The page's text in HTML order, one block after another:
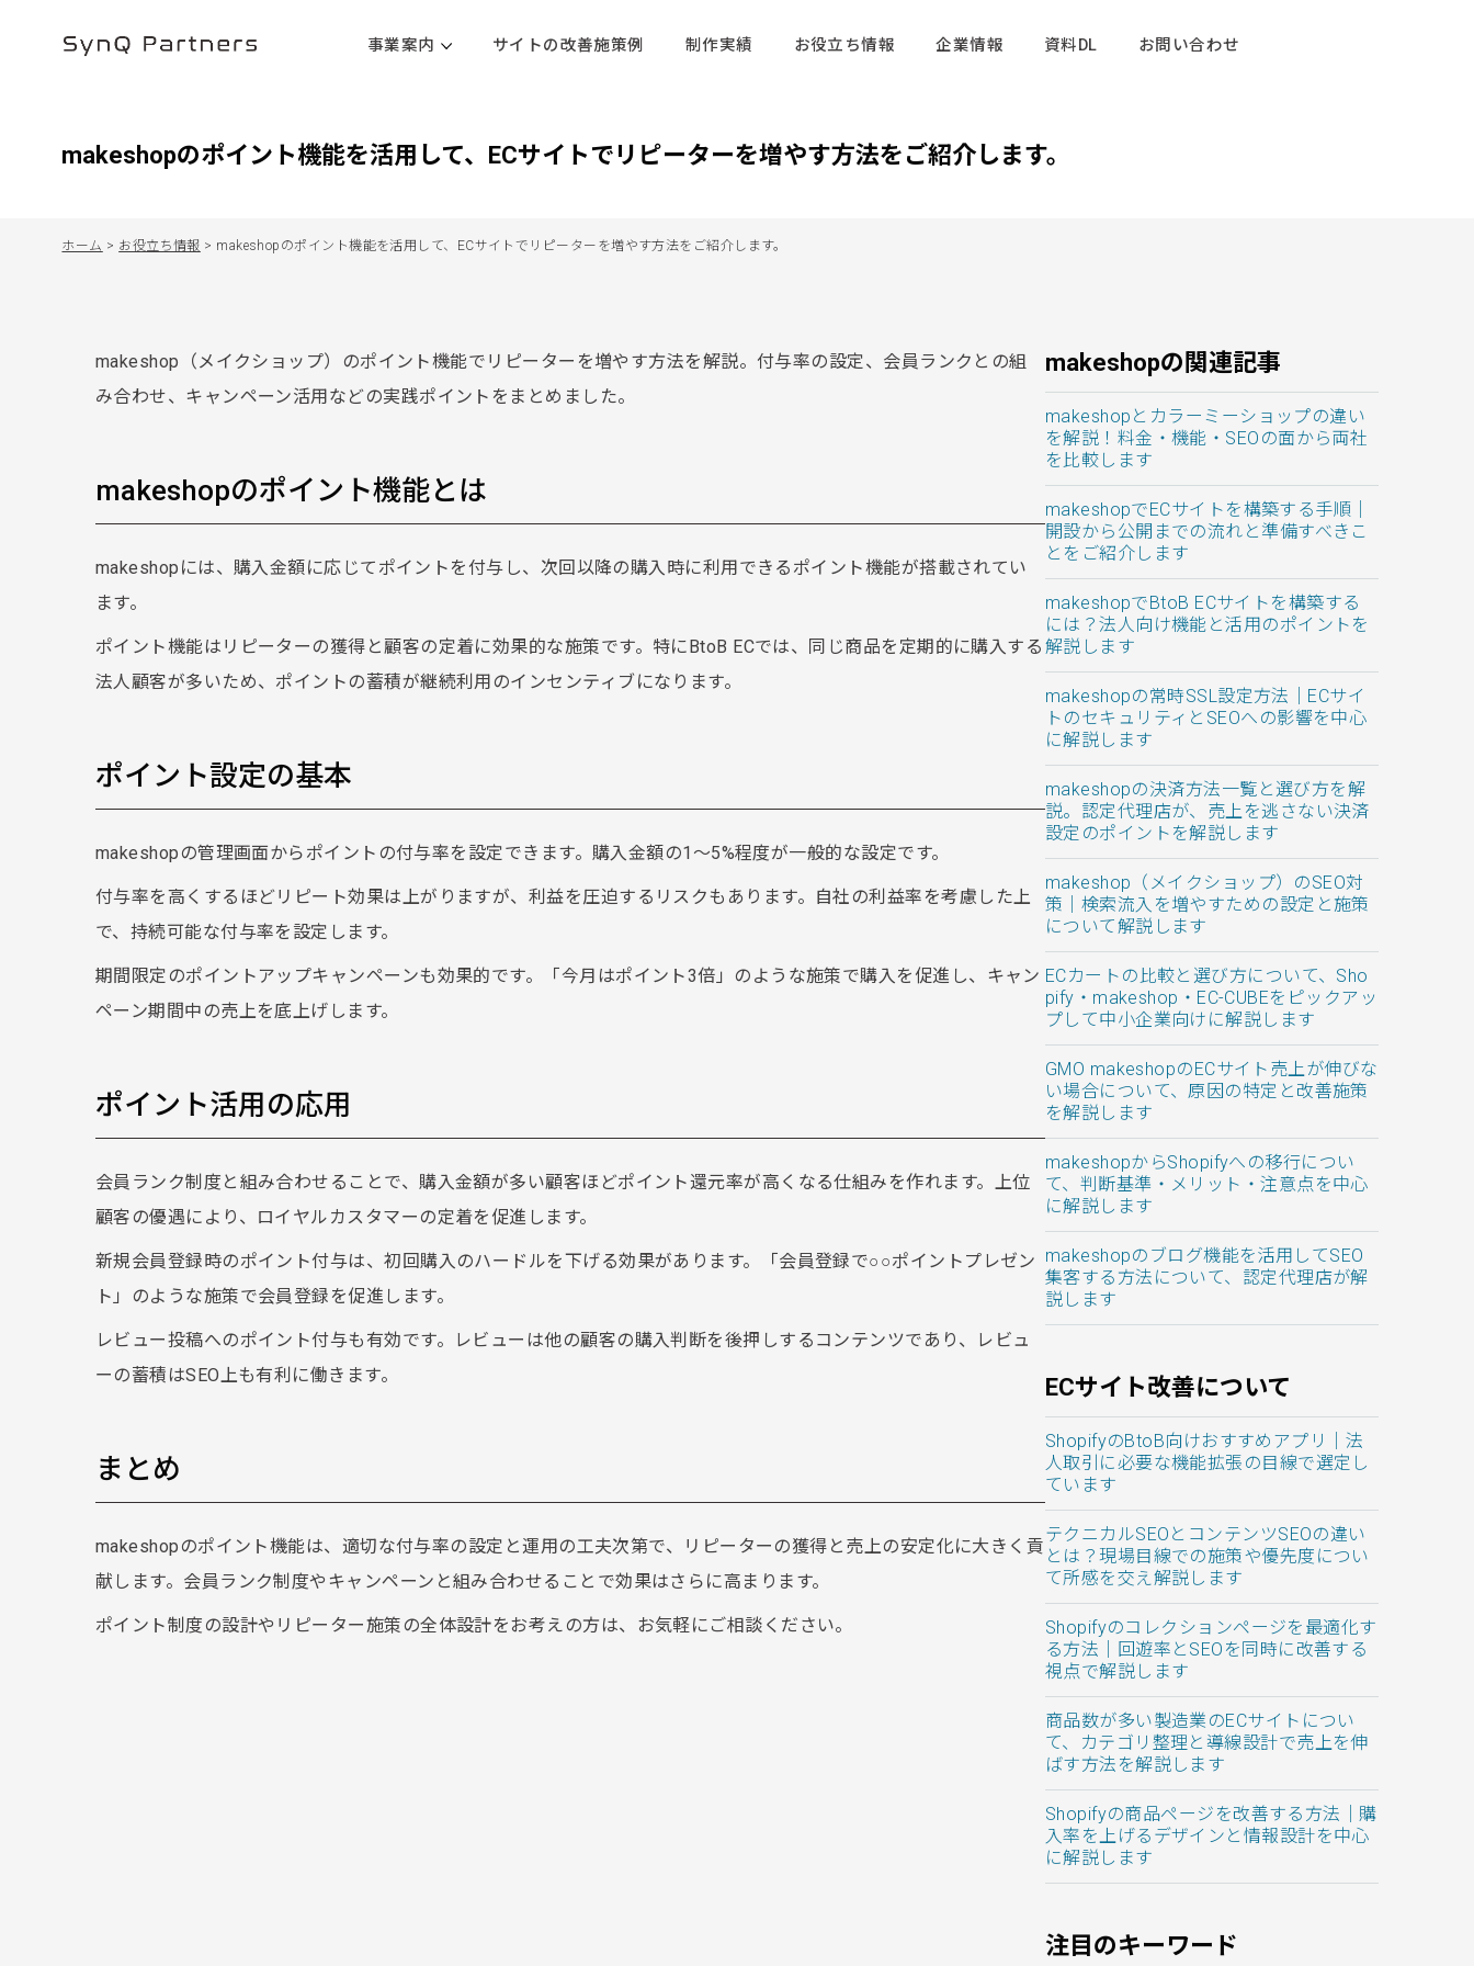
事業案内 サイトの改善施策例 制作実績 お役立ち情報 企業情報 資料DL お問い合わせ
makeshopのポイント機能を活用して、ECサイトでリピーターを増やす方法をご紹介します。
ホーム > お役立ち情報 > makeshopのポイント機能を活用して、ECサイトでリピーターを増やす方法をご紹介します。
makeshop（メイクショップ）のポイント機能でリピーターを増やす方法を解説。付与率の設定、会員ランクとの組
み合わせ、キャンペーン活用などの実践ポイントをまとめました。
makeshopのポイント機能とは
makeshopには、購入金額に応じてポイントを付与し、次回以降の購入時に利用できるポイント機能が搭載されてい
ます。
ポイント機能はリピーターの獲得と顧客の定着に効果的な施策です。特にBtoB ECでは、同じ商品を定期的に購入する
法人顧客が多いため、ポイントの蓄積が継続利用のインセンティブになります。
ポイント設定の基本
makeshopの管理画面からポイントの付与率を設定できます。購入金額の1〜5%程度が一般的な設定です。
付与率を高くするほどリピート効果は上がりますが、利益を圧迫するリスクもあります。自社の利益率を考慮した上
で、持続可能な付与率を設定します。
期間限定のポイントアップキャンペーンも効果的です。「今月はポイント3倍」のような施策で購入を促進し、キャン
ペーン期間中の売上を底上げします。
ポイント活用の応用
会員ランク制度と組み合わせることで、購入金額が多い顧客ほどポイント還元率が高くなる仕組みを作れます。上位
顧客の優遇により、ロイヤルカスタマーの定着を促進します。
新規会員登録時のポイント付与は、初回購入のハードルを下げる効果があります。「会員登録で○○ポイントプレゼン
ト」のような施策で会員登録を促進します。
レビュー投稿へのポイント付与も有効です。レビューは他の顧客の購入判断を後押しするコンテンツであり、レビュ
ーの蓄積はSEO上も有利に働きます。
まとめ
makeshopのポイント機能は、適切な付与率の設定と運用の工夫次第で、リピーターの獲得と売上の安定化に大きく貢
献します。会員ランク制度やキャンペーンと組み合わせることで効果はさらに高まります。
ポイント制度の設計やリピーター施策の全体設計をお考えの方は、お気軽にご相談ください。
makeshopの関連記事
makeshopとカラーミーショップの違い
を解説！料金・機能・SEOの面から両社
を比較します
makeshopでECサイトを構築する手順｜
開設から公開までの流れと準備すべきこ
とをご紹介します
makeshopでBtoB ECサイトを構築する
には？法人向け機能と活用のポイントを
解説します
makeshopの常時SSL設定方法｜ECサイ
トのセキュリティとSEOへの影響を中心
に解説します
makeshopの決済方法一覧と選び方を解
説。認定代理店が、売上を逃さない決済
設定のポイントを解説します
makeshop（メイクショップ）のSEO対
策｜検索流入を増やすための設定と施策
について解説します
ECカートの比較と選び方について、Sho
pify・makeshop・EC-CUBEをピックアッ
プして中小企業向けに解説します
GMO makeshopのECサイト売上が伸びな
い場合について、原因の特定と改善施策
を解説します
makeshopからShopifyへの移行につい
て、判断基準・メリット・注意点を中心
に解説します
makeshopのブログ機能を活用してSEO
集客する方法について、認定代理店が解
説します
ECサイト改善について
ShopifyのBtoB向けおすすめアプリ｜法
人取引に必要な機能拡張の目線で選定し
ています
テクニカルSEOとコンテンツSEOの違い
とは？現場目線での施策や優先度につい
て所感を交え解説します
Shopifyのコレクションページを最適化す
る方法｜回遊率とSEOを同時に改善する
視点で解説します
商品数が多い製造業のECサイトについ
て、カテゴリ整理と導線設計で売上を伸
ばす方法を解説します
Shopifyの商品ページを改善する方法｜購
入率を上げるデザインと情報設計を中心
に解説します
注目のキーワード